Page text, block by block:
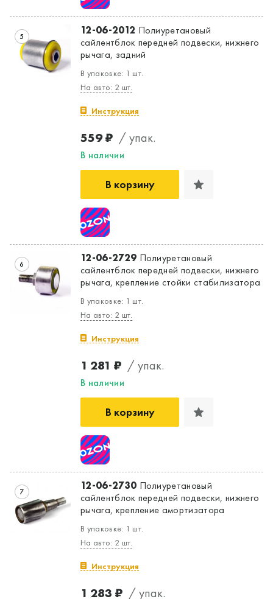
5 12-06-2012 Полиуретановый
сайлентблок передней подвески, нижнего
рычага, задний
В упаковке: 1 шт.
На авто: 2 шт.
Инструкция
559 ₽ / упак.
В наличии
В корзину
6 12-06-2729 Полиуретановый
сайлентблок передней подвески, нижнего
рычага, крепление стойки стабилизатора
В упаковке: 1 шт.
На авто: 2 шт.
Инструкция
1 281 ₽ / упак.
В наличии
В корзину
7 12-06-2730 Полиуретановый
сайлентблок передней подвески, нижнего
рычага, крепление амортизатора
В упаковке: 1 шт.
На авто: 2 шт.
Инструкция
1 283 ₽ / упак.